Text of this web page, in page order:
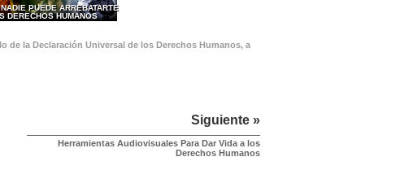
PUEDE ARREBATARTE
DERECHOS HUMANOS
la Declaración Universal de los Derechos Humanos, a
Siguiente »
Herramientas Audiovisuales Para Dar Vida a los
Derechos Humanos